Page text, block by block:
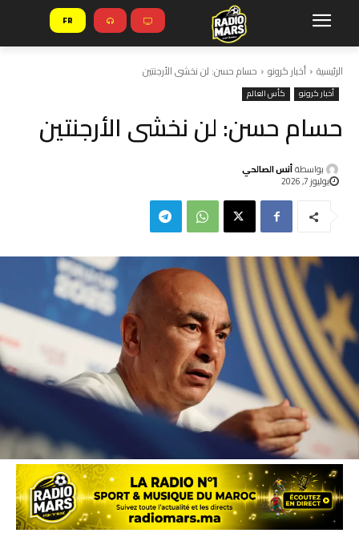
FR
الرئيسية أخبار كرونو حسام حسن: لن نخشى الأرجنتين
أخبار كرونو كأس العالم
حسام حسن: لن نخشى الأرجنتين
بواسطةأنس الصالحي
يوليوز 7, 2026